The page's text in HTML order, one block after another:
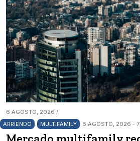
6 AGOSTO, 2026 /
ARRIENDO
MULTIFAMILY 6 AGOSTO, 2026 -